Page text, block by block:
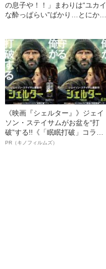
の息子や！！」まわりは“ユカイ
な酔っぱらい”ばかり…とにかく
《映画『シェルター』》ジェイ
ソン・ステイサムがお盆を“打
破”する!!《「眠眠打破」コラ
ボ》
PR（キノフィルムズ）